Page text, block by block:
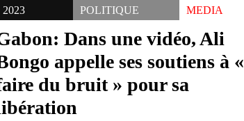
2023
POLITIQUE
MEDIA
Dans une vidéo, Ali
appelle ses soutiens à «
du bruit » pour sa